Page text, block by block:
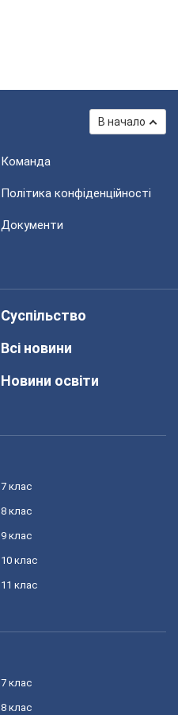
В начало
Команда
Політика конфіденційності
Документи
Суспільство
Всі новини
Новини освіти
7 клас
8 клас
9 клас
10 клас
11 клас
7 клас
8 клас